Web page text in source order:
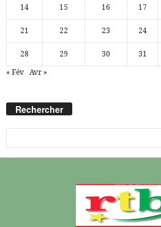
14 15 16 17
21 22 23 24
28 29 30 31
« Fév Avr »
Rechercher